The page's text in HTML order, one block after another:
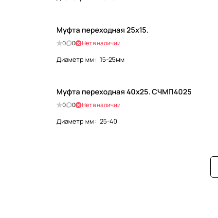
Муфта переходная 25х15.
0 0 Нет в наличии
Диаметр мм: 15-25мм
Муфта переходная 40х25. СЧМП4025
0 0 Нет в наличии
Диаметр мм: 25-40